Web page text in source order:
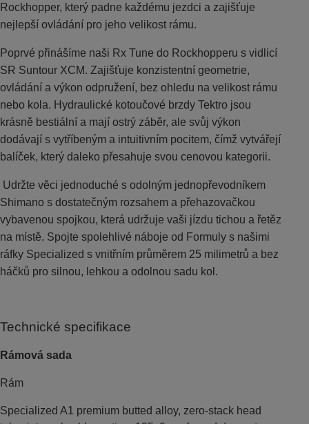
Rockhopper, který padne každému jezdci a zajišťuje
nejlepší ovládání pro jeho velikost rámu.
Poprvé přinášíme naši Rx Tune do Rockhopperu s vidlicí
SR Suntour XCM. Zajišťuje konzistentní geometrie,
ovládání a výkon odpružení, bez ohledu na velikost rámu
nebo kola. Hydraulické kotoučové brzdy Tektro jsou
krásně bestiální a mají ostrý záběr, ale svůj výkon
dodávají s vytříbeným a intuitivním pocitem, čímž vytvářejí
balíček, který daleko přesahuje svou cenovou kategorii.
Udržte věci jednoduché s odolným jednopřevodníkem
Shimano s dostatečným rozsahem a přehazovačkou
vybavenou spojkou, která udržuje vaši jízdu tichou a řetěz
na místě. Spojte spolehlivé náboje od Formuly s našimi
ráfky Specialized s vnitřním průměrem 25 milimetrů a bez
háčků pro silnou, lehkou a odolnou sadu kol.
Technické specifikace
Rámová sada
Rám
Specialized A1 premium butted alloy, zero-stack head